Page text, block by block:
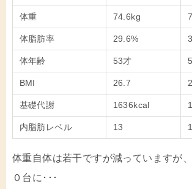
体重 74.6kg
体脂肪率 29.6%
体年齢 53才
BMI 26.7
基礎代謝 1636kcal
内脂肪レベル 13
体重自体は若干ですが減っていますが
０台に･･･